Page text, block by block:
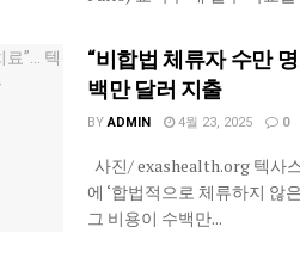
“비합법 체류자 수만
백만 달러 지출
BY ADMIN 4월 23, 2025 0
사진/ exashealth.org 텍사
에 ‘합법적으로 체류하지 않
그 비용이 수백만...